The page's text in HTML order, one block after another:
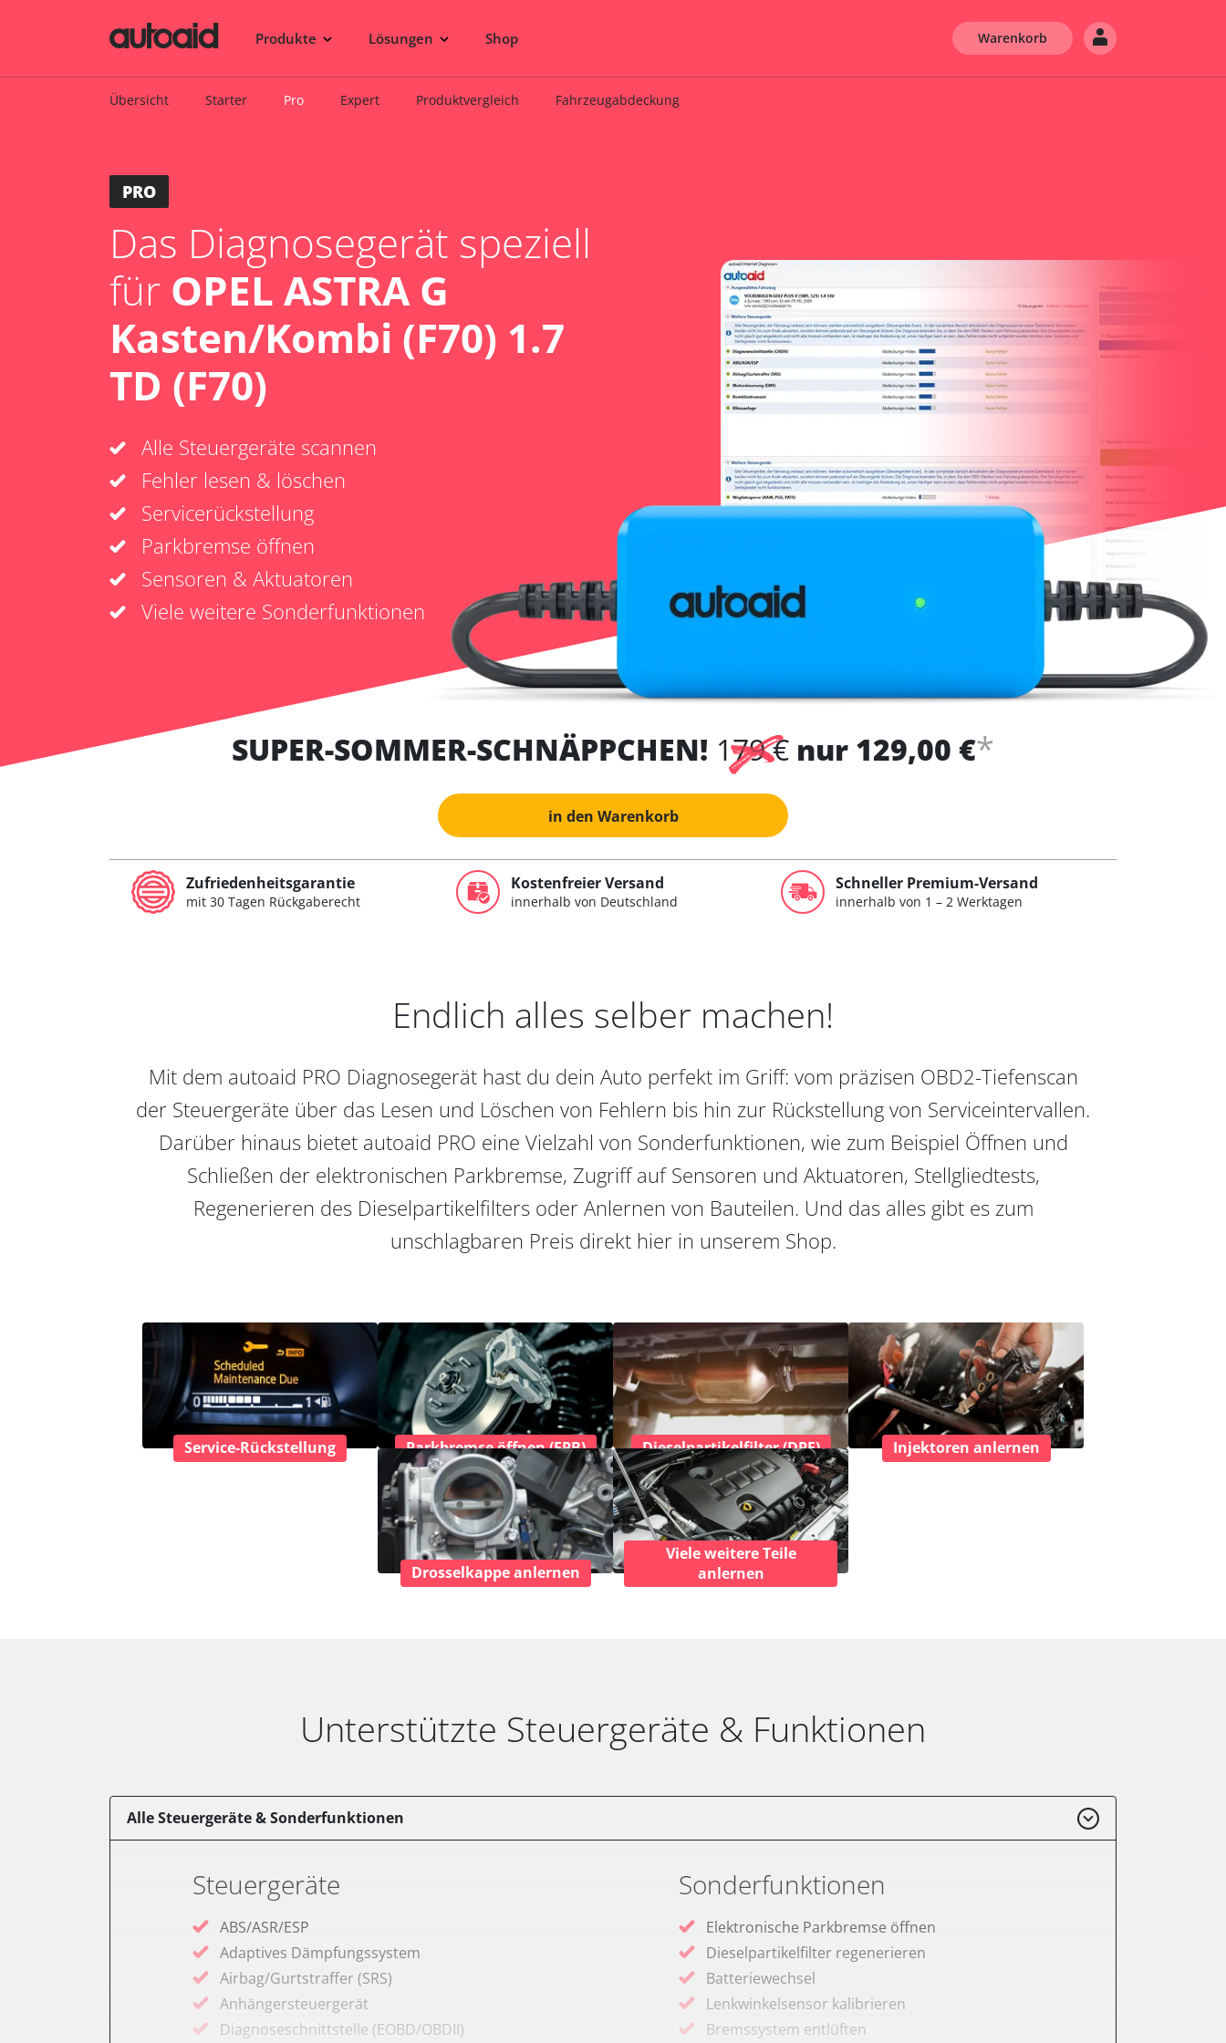
Produkte Lösungen Shop Warenkorb
Übersicht Starter Pro Expert Produktvergleich Fahrzeugabdeckung
PRO
Das Diagnosegerät speziell
für OPEL ASTRA G
Kasten/Kombi (F70) 1.7
TD (F70)
Alle Steuergeräte scannen
Fehler lesen & löschen
Servicerückstellung
Parkbremse öffnen
Sensoren & Aktuatoren
Viele weitere Sonderfunktionen
SUPER-SOMMER-SCHNÄPPCHEN! 179 € nur 129,00 €*
in den Warenkorb
Zufriedenheitsgarantie
mit 30 Tagen Rückgaberecht
Kostenfreier Versand
innerhalb von Deutschland
Schneller Premium-Versand
innerhalb von 1 – 2 Werktagen
Endlich alles selber machen!
Mit dem autoaid PRO Diagnosegerät hast du dein Auto perfekt im Griff: vom präzisen OBD2-Tiefenscan
der Steuergeräte über das Lesen und Löschen von Fehlern bis hin zur Rückstellung von Serviceintervallen.
Darüber hinaus bietet autoaid PRO eine Vielzahl von Sonderfunktionen, wie zum Beispiel Öffnen und
Schließen der elektronischen Parkbremse, Zugriff auf Sensoren und Aktuatoren, Stellgliedtests,
Regenerieren des Dieselpartikelfilters oder Anlernen von Bauteilen. Und das alles gibt es zum
unschlagbaren Preis direkt hier in unserem Shop.
Service-Rückstellung Parkbremse öffnen (EPB) Dieselpartikelfilter (DPF) Injektoren anlernen
Drosselkappe anlernen
Viele weitere Teile
anlernen
Unterstützte Steuergeräte & Funktionen
Alle Steuergeräte & Sonderfunktionen
Steuergeräte
ABS/ASR/ESP
Adaptives Dämpfungssystem
Airbag/Gurtstraffer (SRS)
Anhängersteuergerät
Diagnoseschnittstelle (EOBD/OBDII)
Sonderfunktionen
Elektronische Parkbremse öffnen
Dieselpartikelfilter regenerieren
Batteriewechsel
Lenkwinkelsensor kalibrieren
Bremssystem entlüften